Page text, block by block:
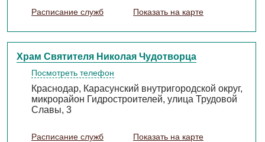
Расписание служб Показать на карте
Храм Святителя Николая Чудотворца
Посмотреть телефон
Краснодар, Карасунский внутригородской округ,
микрорайон Гидростроителей, улица Трудовой
Славы, 3
Расписание служб Показать на карте